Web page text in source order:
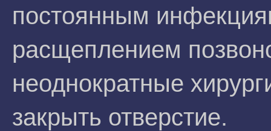
постоянным
расщеплением
неоднократные
закрыть отверстие.